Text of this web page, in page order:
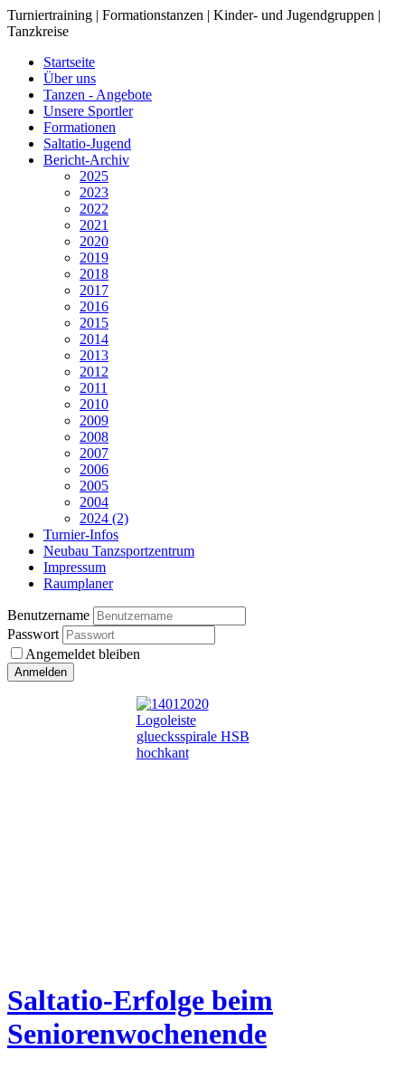
Turniertraining | Formationstanzen | Kinder- und Jugendgruppen |
Tanzkreise
Startseite
Über uns
Tanzen - Angebote
Unsere Sportler
Formationen
Saltatio-Jugend
Bericht-Archiv
2025
2023
2022
2021
2020
2019
2018
2017
2016
2015
2014
2013
2012
2011
2010
2009
2008
2007
2006
2005
2004
2024 (2)
Turnier-Infos
Neubau Tanzsportzentrum
Impressum
Raumplaner
Benutzername
Passwort
Angemeldet bleiben
Saltatio-Erfolge beim
Seniorenwochenende